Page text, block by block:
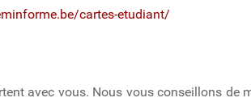
cartes-etudiant/
avec vous. Nous vous conseillons de